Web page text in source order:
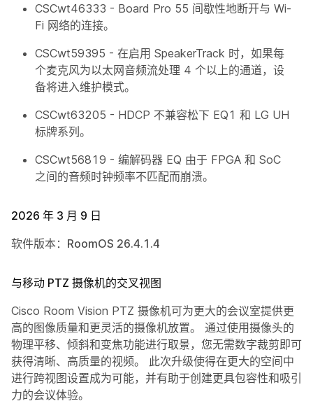
CSCwt46333 - Board Pro 55 间歇性地断开与 Wi-
Fi 网络的连接。
CSCwt59395 - 在启用 SpeakerTrack 时，如果每
个麦克风为以太网音频流处理 4 个以上的通道，设
备将进入维护模式。
CSCwt63205 - HDCP 不兼容松下 EQ1 和 LG UH
标牌系列。
CSCwt56819 - 编解码器 EQ 由于 FPGA 和 SoC
之间的音频时钟频率不匹配而崩溃。
2026 年 3 月 9 日
软件版本：RoomOS 26.4.1.4
与移动 PTZ 摄像机的交叉视图
Cisco Room Vision PTZ 摄像机可为更大的会议室提供更
高的图像质量和更灵活的摄像机放置。 通过使用摄像头的
物理平移、倾斜和变焦功能进行取景，您无需数字裁剪即可
获得清晰、高质量的视频。 此次升级使得在更大的空间中
进行跨视图设置成为可能，并有助于创建更具包容性和吸引
力的会议体验。